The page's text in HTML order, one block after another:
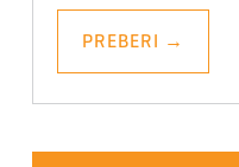
PREBERI →